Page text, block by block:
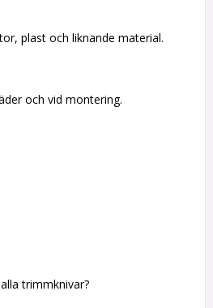
plast och liknande material.
och vid montering.
trimmknivar?